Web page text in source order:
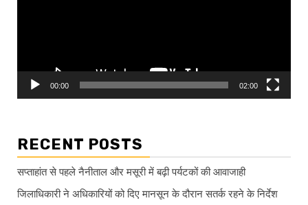
00:00 02:00
RECENT POSTS
सप्ताहांत से पहले नैनीताल और मसूरी में बढ़ी पर्यटकों की आवाजाही
जिलाधिकारी ने अधिकारियों को दिए मानसून के दौरान सतर्क रहने के निर्देश